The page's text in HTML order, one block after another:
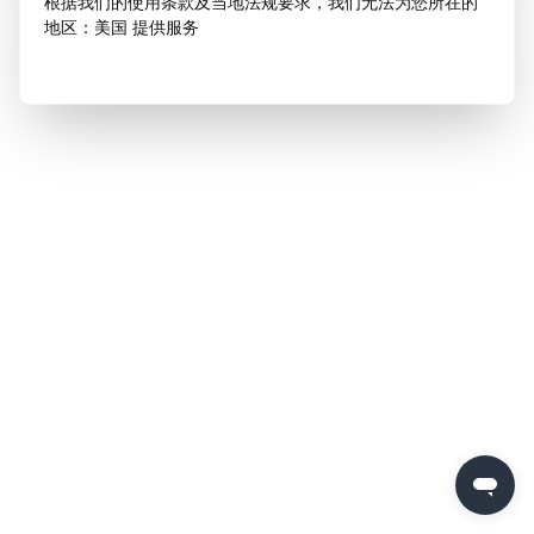
地区：美国 提供服务